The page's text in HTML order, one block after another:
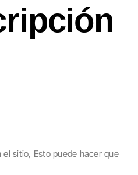
sitio, Esto puede hacer que